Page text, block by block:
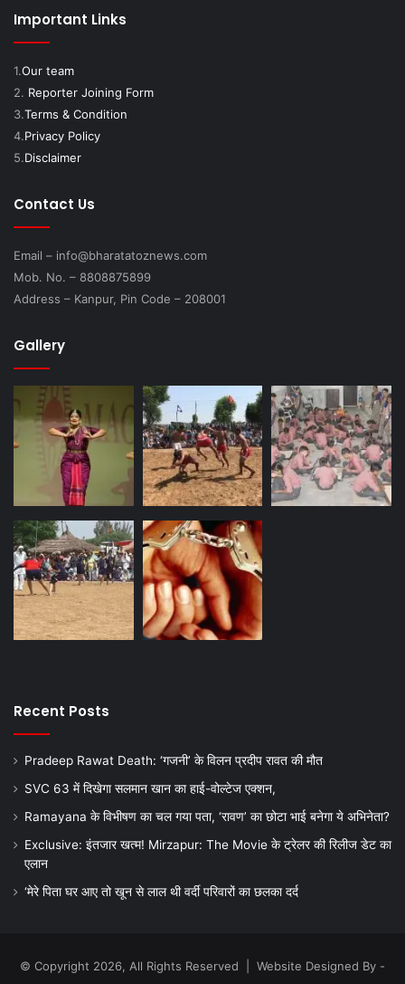
Important Links
1.Our team
2. Reporter Joining Form
3.Terms & Condition
4.Privacy Policy
5.Disclaimer
Contact Us
Email – info@bharatatoznews.com
Mob. No. – 8808875899
Address – Kanpur, Pin Code – 208001
Gallery
Recent Posts
Pradeep Rawat Death: ‘गजनी’ के विलन प्रदीप रावत की मौत
SVC 63 में दिखेगा सलमान खान का हाई-वोल्टेज एक्शन,
Ramayana के विभीषण का चल गया पता, ‘रावण’ का छोटा भाई बनेगा ये अभिनेता?
Exclusive: इंतजार खत्म! Mirzapur: The Movie के ट्रेलर की रिलीज डेट का
एलान
‘मेरे पिता घर आए तो खून से लाल थी वर्दी परिवारों का छलका दर्द
© Copyright 2026, All Rights Reserved | Website Designed By -